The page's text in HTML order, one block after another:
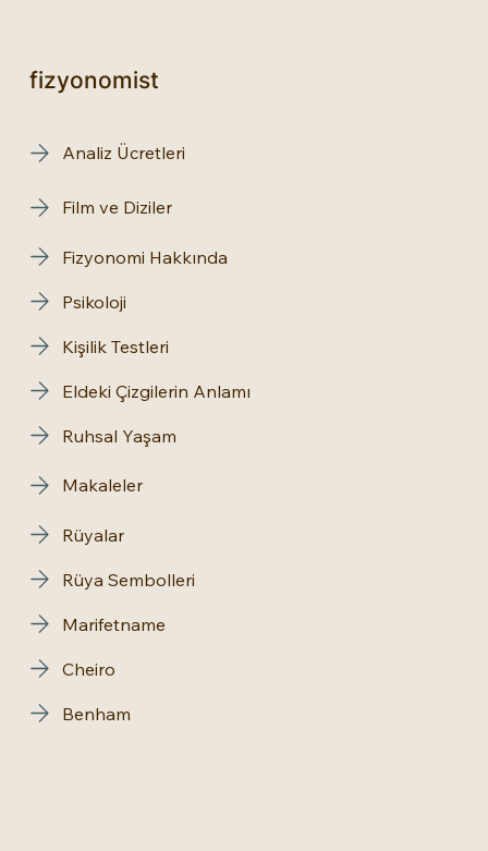
fizyonomist
Analiz Ücretleri
Film ve Diziler
Makaleler
Fizyonomi Hakkında
Psikoloji
Kişilik Testleri
Eldeki Çizgilerin Anlamı
Ruhsal Yaşam
Rüyalar
Rüya Sembolleri
Marifetname
Cheiro
Benham